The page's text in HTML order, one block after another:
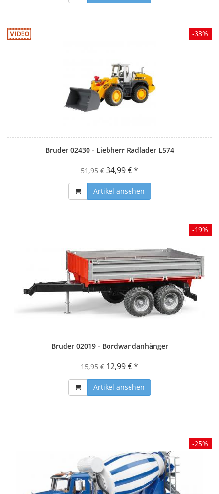
Bruder 02430 - Liebherr Radlader L574
51,95 € 34,99 € *
Artikel ansehen
-33%
Bruder 02019 - Bordwandanhänger
15,95 € 12,99 € *
Artikel ansehen
-19%
-25%